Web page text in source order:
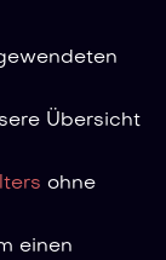
Übersicht
ohne
einen